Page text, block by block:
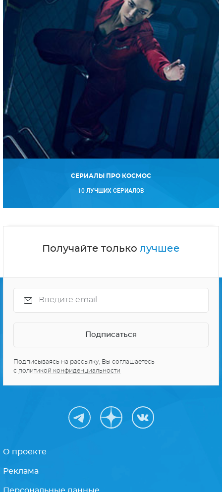
СЕРИАЛЫ ПРО КОСМОС
10 ЛУЧШИХ СЕРИАЛОВ
Получайте только лучшее
Подписываясь на рассылку, Вы соглашаетесь
с политикой конфиденциальности
О проекте
Реклама